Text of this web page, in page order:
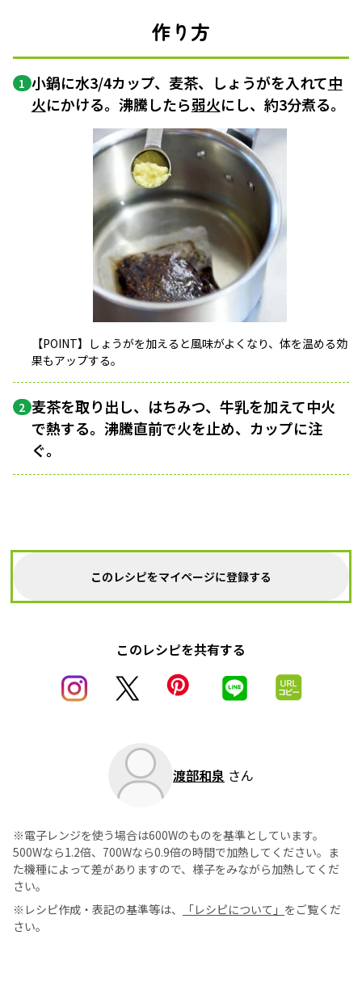
作り方
1 小鍋に水3/4カップ、麦茶、しょうがを入れて中
火にかける。沸騰したら弱火にし、約3分煮る。
【POINT】しょうがを加えると風味がよくなり、体を温める効
果もアップする。
2 麦茶を取り出し、はちみつ、牛乳を加えて中火
で熱する。沸騰直前で火を止め、カップに注
ぐ。
このレシピをマイページに登録する
このレシピを共有する
渡部和泉 さん
※電子レンジを使う場合は600Wのものを基準としています。
500Wなら1.2倍、700Wなら0.9倍の時間で加熱してください。ま
た機種によって差がありますので、様子をみながら加熱してくだ
さい。
※レシピ作成・表記の基準等は、
「レシピについて」 をご覧くだ
さい。